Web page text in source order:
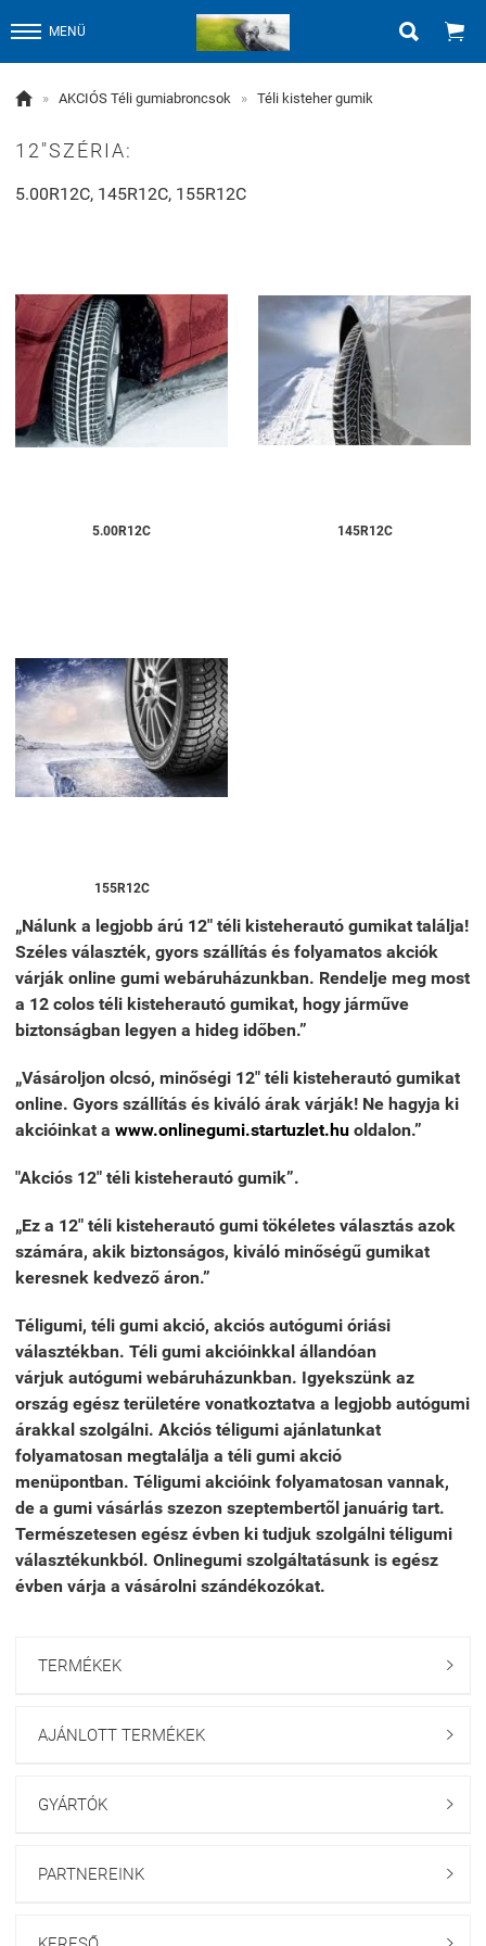
MENÜ  
 » AKCIÓS Téli gumiabroncsok » Téli kisteher gumik
12"SZÉRIA:
5.00R12C, 145R12C, 155R12C
5.00R12C 145R12C
155R12C
„Nálunk a legjobb árú 12" téli kisteherautó gumikat találja!
Széles választék, gyors szállítás és folyamatos akciók
várják online gumi webáruházunkban. Rendelje meg most
a 12 colos téli kisteherautó gumikat, hogy járműve
biztonságban legyen a hideg időben.”
„Vásároljon olcsó, minőségi 12" téli kisteherautó gumikat
online. Gyors szállítás és kiváló árak várják! Ne hagyja ki
akcióinkat a www.onlinegumi.startuzlet.hu oldalon.”
"Akciós 12" téli kisteherautó gumik”.
„Ez a 12" téli kisteherautó gumi tökéletes választás azok
számára, akik biztonságos, kiváló minőségű gumikat
keresnek kedvező áron.”
Téligumi, téli gumi akció, akciós autógumi óriási
választékban. Téli gumi akcióinkkal állandóan
várjuk autógumi webáruházunkban. Igyekszünk az
ország egész területére vonatkoztatva a legjobb autógumi
árakkal szolgálni. Akciós téligumi ajánlatunkat
folyamatosan megtalálja a téli gumi akció
menüpontban. Téligumi akcióink folyamatosan vannak,
de a gumi vásárlás szezon szeptembertõl januárig tart.
Természetesen egész évben ki tudjuk szolgálni téligumi
választékunkból. Onlinegumi szolgáltatásunk is egész
évben várja a vásárolni szándékozókat.
TERMÉKEK 
AJÁNLOTT TERMÉKEK 
GYÁRTÓK 
PARTNEREINK 